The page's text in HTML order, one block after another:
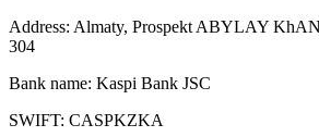
Address: Almaty, Prospekt ABYLAY
304
Bank name: Kaspi Bank JSC
SWIFT: CASPKZKA